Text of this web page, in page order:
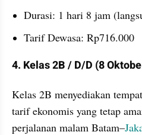
Durasi: 1 hari 8 jam
Tarif Dewasa: Rp716.000
4. Kelas 2B / D/D (8
Kelas 2B menyediakan
tarif ekonomis yang tetap
perjalanan malam Batam–